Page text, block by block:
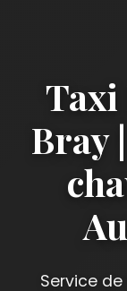
Taxi
Bray
Service